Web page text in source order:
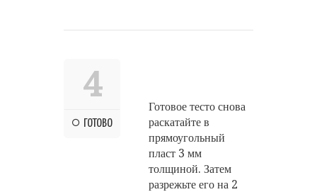
4
ГОТОВО
Готовое тесто снова
раскатайте в
прямоугольный
пласт 3 мм
толщиной. Затем
разрежьте его на 2